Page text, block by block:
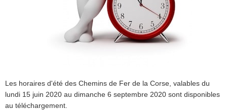
Les horaires d'été des Chemins de Fer de la Corse, valables du
lundi 15 juin 2020 au dimanche 6 septembre 2020 sont disponibles
au téléchargement.